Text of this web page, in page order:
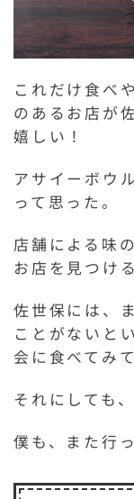
これだけ食べ
のあるお店が
嬉しい！
アサイーボウ
って思った。
店舗による味
お店を見つけ
佐世保には、
ことがないと
会に食べてみ
それにしても
僕も、また行